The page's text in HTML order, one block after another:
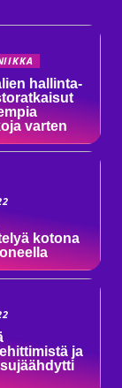
hallinta-
varten
kotona
ja